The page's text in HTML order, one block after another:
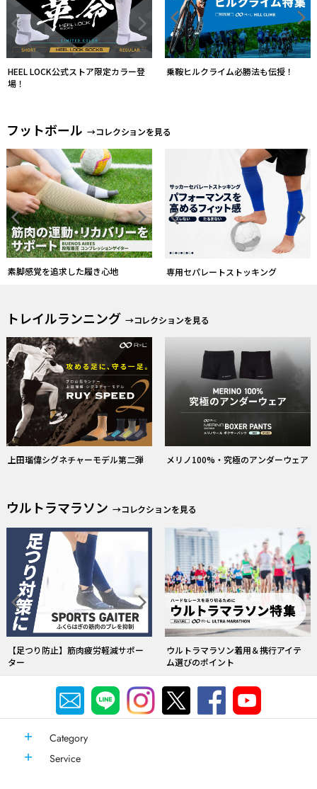
フットボール→コレクションを見る
素脚感覚を追求した履き心地
ソックスとストッキングを一体化す
る
トレイルランニング→コレクションを見る
上田瑠偉シグネチャーモデル第二弾 メリノ100%・究極のアンダーウェア
ウルトラマラソン→コレクションを見る
【足つり防止】筋肉疲労軽減サポー
ウルトラマラソン着用＆携行アイテ
ム選びのポイント
Category
Service
R×L(アールエル) 公式 Online ショップ© 2026